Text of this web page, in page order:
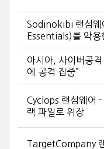
Sodinokibi 랜섬
Essentials)를 악용
아시아, 사이버공
에 공격 집중”
Cyclops 랜섬웨어 -
랙 파일로 위장
TargetCompany